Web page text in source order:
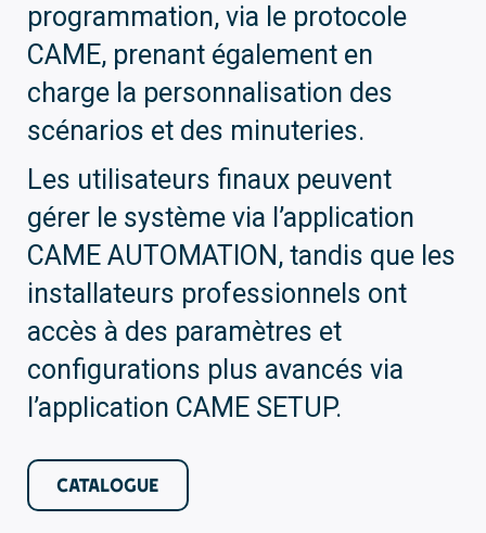
programmation, via le protocole
CAME, prenant également en
charge la personnalisation des
scénarios et des minuteries.
Les utilisateurs finaux peuvent
gérer le système via l’application
CAME AUTOMATION, tandis que les
installateurs professionnels ont
accès à des paramètres et
configurations plus avancés via
l’application CAME SETUP.
CATALOGUE